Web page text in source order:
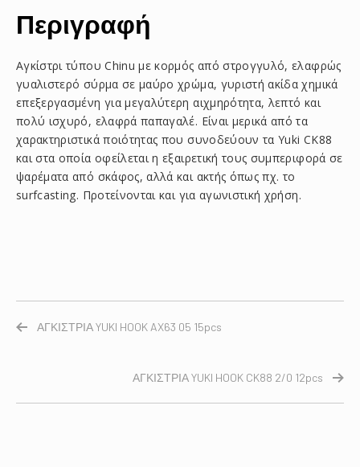
Περιγραφή
Αγκίστρι τύπου Chinu με κορμός από στρογγυλό, ελαφρώς
γυαλιστερό σύρμα σε μαύρο χρώμα, γυριστή ακίδα χημικά
επεξεργασμένη για μεγαλύτερη αιχμηρότητα, λεπτό και
πολύ ισχυρό, ελαφρά παπαγαλέ. Είναι μερικά από τα
χαρακτηριστικά ποιότητας που συνοδεύουν τα Yuki CK88
και στα οποία οφείλεται η εξαιρετική τους συμπεριφορά σε
ψαρέματα από σκάφος, αλλά και ακτής όπως πχ. το
surfcasting. Προτείνονται και για αγωνιστική χρήση.
ΑΓΚΙΣΤΡΙΑ YUKI HOOK AX63 05 15pcs
ΑΓΚΙΣΤΡΙΑ YUKI HOOK CK88 2/0 12pcs